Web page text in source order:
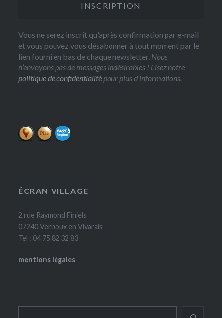
Vous ne serez inscrit qu'après confirmation par e-mail
et vous pouvez vous désabonner à tout moment par le
lien fourni en bas de chaque newsletter. Nous
n’envoyons pas de messages indésirables ! Lisez notre
politique de confidentialité pour plus d’informations.
ÉCRAN VILLAGE
2 rue Raymond Finiels
07240 Vernoux en Vivarais
Tel : 04 75 82 32 83
mentions légales